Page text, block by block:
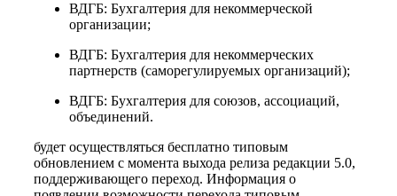
ВДГБ: Бухгалтерия для некоммерческой
организации;
ВДГБ: Бухгалтерия для некоммерческих
партнерств (саморегулируемых организаций);
ВДГБ: Бухгалтерия для союзов, ассоциаций,
объединений.
будет осуществляться бесплатно типовым
обновлением с момента выхода релиза редакции 5.0,
поддерживающего переход. Информация о